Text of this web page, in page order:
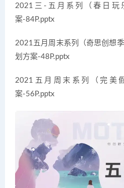
2021三-五月系列（春日玩
案-84P.pptx
2021五月周末系列（奇思创想
划方案-48P.pptx
2021五月周末系列（完美
案-56P.pptx